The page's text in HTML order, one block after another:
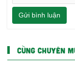
Gửi bình luận
CÙNG CHUYÊN